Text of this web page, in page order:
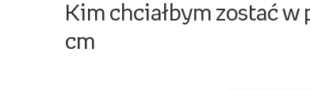
Kim chciałbym zostać w
cm